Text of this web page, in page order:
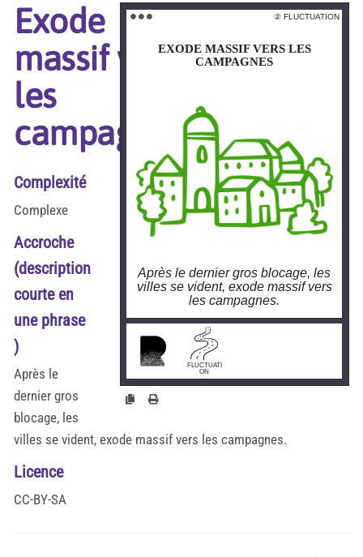
⚫️ ⚫️ ⚫️ ② FLUCTUATION
EXODE MASSIF VERS LES
CAMPAGNES
Après le dernier gros blocage, les
villes se vident, exode massif vers
les campagnes.
FLUCTUATI
ON
⚫️ ⚫️ ⚫️
② FLUCTUATION
EXODE MASSIF VERS LES
CAMPAGNES
larobustesse.org/?
ExodeVersCampagne
Exode
massif vers
les
campagnes
Complexité
Complexe
Accroche
(description
courte en
une phrase
)
Après le
dernier gros
blocage, les
villes se vident, exode massif vers les campagnes.
Licence
CC-BY-SA